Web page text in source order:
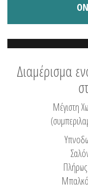
Διαμέρισμα
Μέγιστη